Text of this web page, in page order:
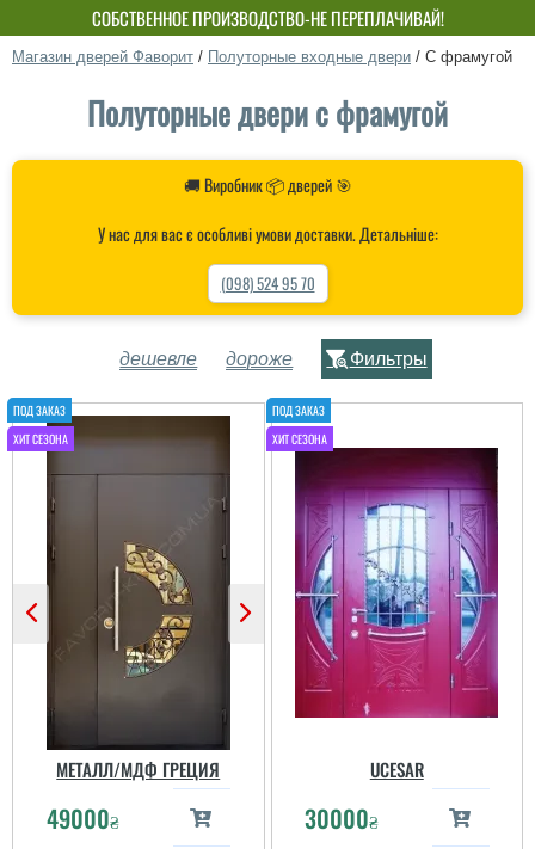
БЕСПЛАТНЫЙ МОНТАЖ! СКИДКА ДО 15%!
СОБСТВЕННОЕ ПРОИЗВОДСТВО-НЕ ПЕРЕПЛАЧИВАЙ!
Магазин дверей Фаворит / Полуторные входные двери / С фрамугой
Полуторные двери с фрамугой
🚚 Виробник 📦 дверей 🎯
У нас для вас є особливі умови доставки. Детальніше:
(098) 524 95 70
дешевле дороже Фильтры
МЕТАЛЛ/МДФ ГРЕЦИЯ
49000₴
UCESAR
30000₴